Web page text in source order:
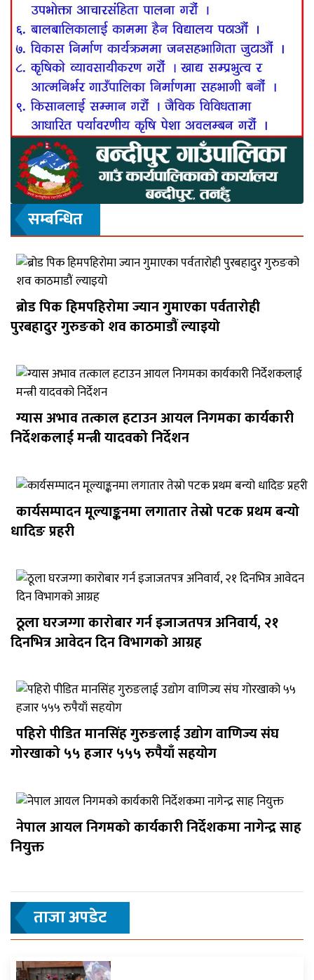
सम्बन्धित
ब्रोड पिक हिमपहिरोमा ज्यान गुमाएका पर्वतारोही
पुरबहादुर गुरुङको शव काठमाडौं ल्याइयो
ग्यास अभाव तत्काल हटाउन आयल निगमका कार्यकारी
निर्देशकलाई मन्त्री यादवको निर्देशन
कार्यसम्पादन मूल्याङ्कनमा लगातार तेस्रो पटक प्रथम बन्यो
धादिङ प्रहरी
ठूला घरजग्गा कारोबार गर्न इजाजतपत्र अनिवार्य, २१
दिनभित्र आवेदन दिन विभागको आग्रह
पहिरो पीडित मानसिंह गुरुङलाई उद्योग वाणिज्य संघ
गोरखाको ५५ हजार ५५५ रुपैयाँ सहयोग
नेपाल आयल निगमको कार्यकारी निर्देशकमा नागेन्द्र साह
नियुक्त
ताजा अपडेट